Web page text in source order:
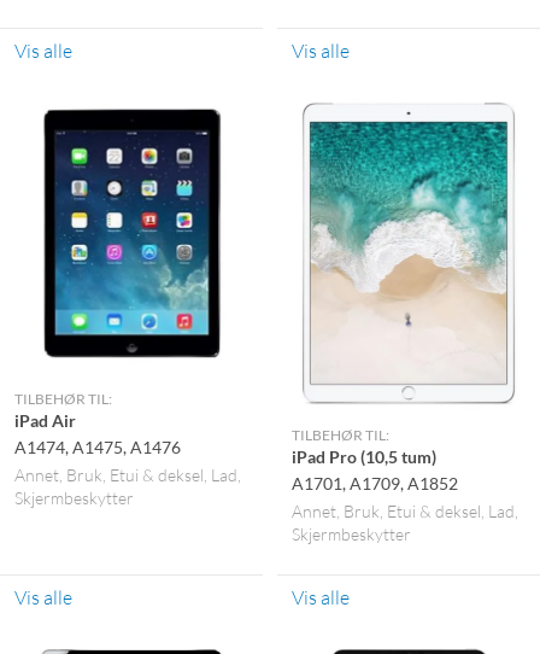
Vis alle Vis alle
TILBEHØR TIL:
iPad Air
A1474, A1475, A1476
Annet Bruk Etui & deksel Lad
Skjermbeskytter
Vis alle
TILBEHØR TIL:
iPad Pro (10,5 tum)
A1701, A1709, A1852
Annet Bruk Etui & deksel Lad
Skjermbeskytter
Vis alle